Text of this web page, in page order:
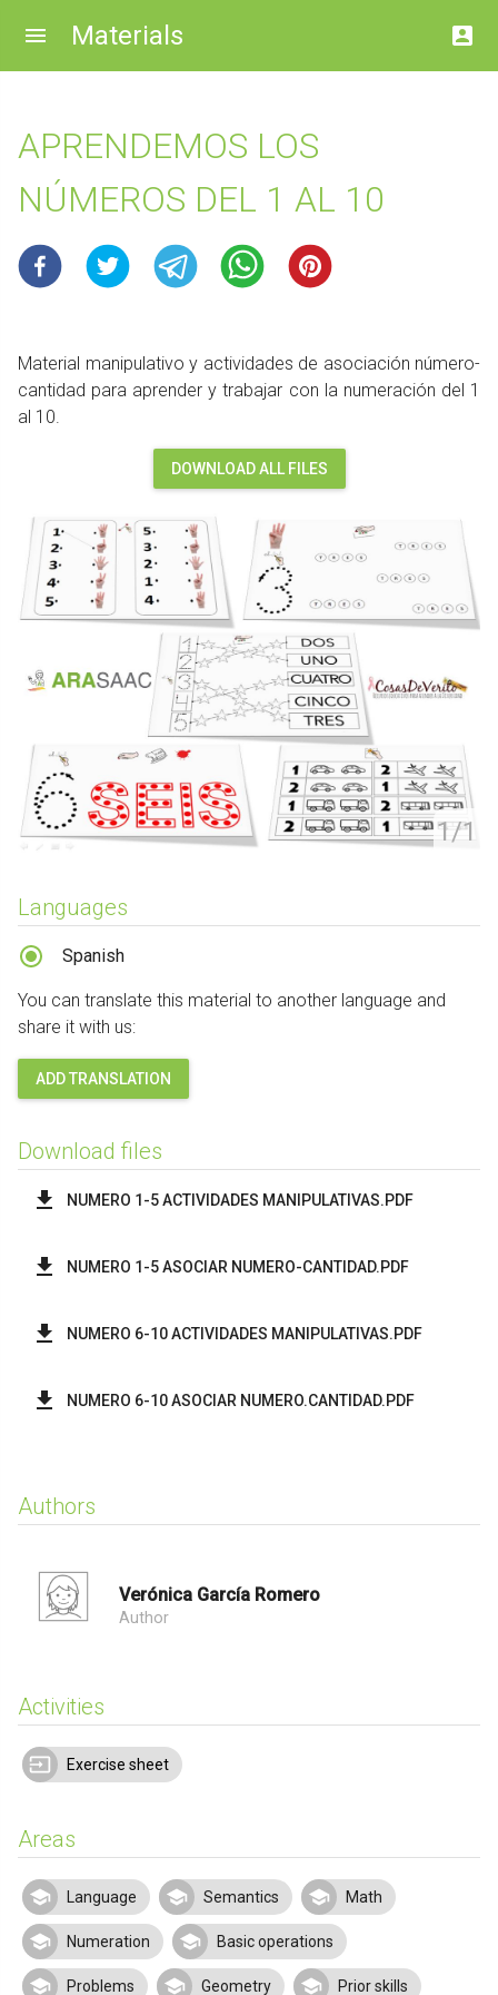
Materials
APRENDEMOS LOS
NÚMEROS DEL 1 AL 10
1/1
Material manipulativo y actividades de asociación número-
cantidad para aprender y trabajar con la numeración del 1
al 10.
DOWNLOAD ALL FILES
Languages
Spanish
You can translate this material to another language and
share it with us:
ADD TRANSLATION
Download files
NUMERO 1-5 ACTIVIDADES MANIPULATIVAS.PDF
NUMERO 1-5 ASOCIAR NUMERO-CANTIDAD.PDF
NUMERO 6-10 ACTIVIDADES MANIPULATIVAS.PDF
NUMERO 6-10 ASOCIAR NUMERO.CANTIDAD.PDF
Authors
Verónica García Romero
Author
Activities
Exercise sheet
Areas
Language Semantics Math
Numeration Basic operations
Problems Geometry Prior skills